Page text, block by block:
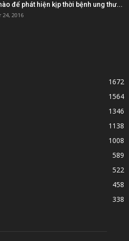
để phát hiện kịp thời bệnh ung thư...
2016
1672
1564
1346
1138
1008
589
522
458
338